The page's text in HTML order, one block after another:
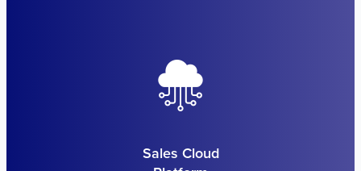
Sales Cloud